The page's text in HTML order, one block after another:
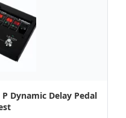
Dynamic Delay Pedal